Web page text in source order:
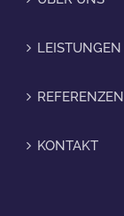
LEISTUNGEN
REFERENZEN
KONTAKT